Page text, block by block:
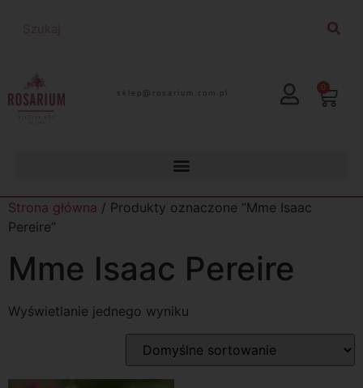
lp.moc.muirasor@pelks 0
Strona główna / Produkty oznaczone “Mme Isaac
Pereire”
Mme Isaac Pereire
Wyświetlanie jednego wyniku